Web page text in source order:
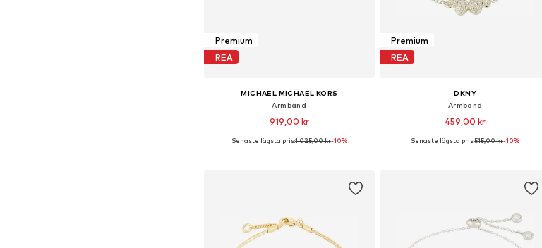
Premium
REA
MICHAEL MICHAEL KORS
Armband
919,00 kr
Tillgängliga storlekar: One Size
Senaste lägsta pris:1 025,00 kr-10%
Premium
REA
DKNY
Armband
459,00 kr
Tillgängliga storlekar: One Size
Senaste lägsta pris:515,00 kr-10%